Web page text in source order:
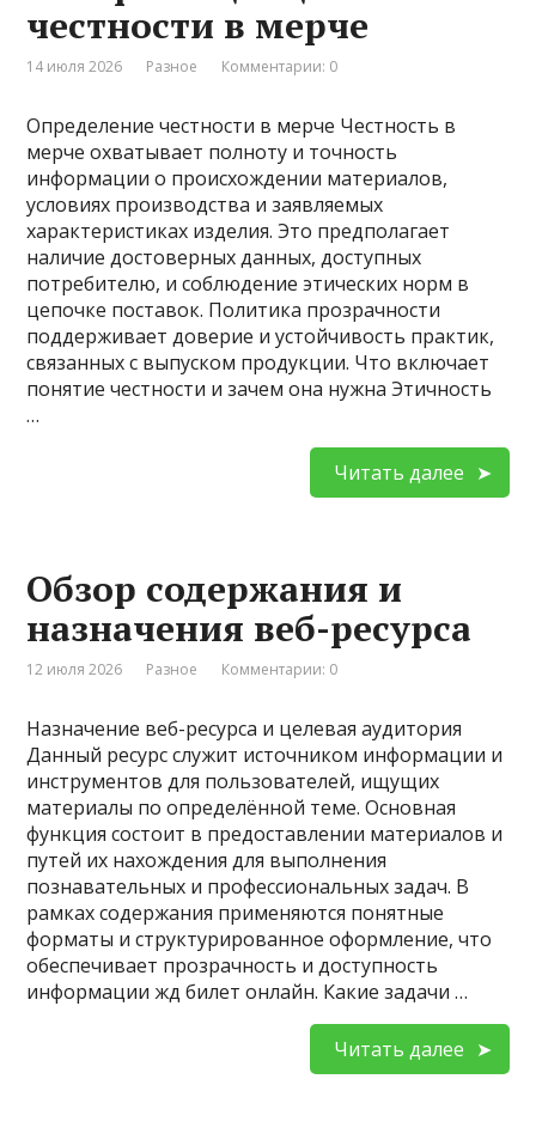
честности в мерче
14 июля 2026 Разное Комментарии: 0
Определение честности в мерче Честность в
мерче охватывает полноту и точность
информации о происхождении материалов,
условиях производства и заявляемых
характеристиках изделия. Это предполагает
наличие достоверных данных, доступных
потребителю, и соблюдение этических норм в
цепочке поставок. Политика прозрачности
поддерживает доверие и устойчивость практик,
связанных с выпуском продукции. Что включает
понятие честности и зачем она нужна Этичность
…
Читать далее
Обзор содержания и
назначения веб-ресурса
12 июля 2026 Разное Комментарии: 0
Назначение веб-ресурса и целевая аудитория
Данный ресурс служит источником информации и
инструментов для пользователей, ищущих
материалы по определённой теме. Основная
функция состоит в предоставлении материалов и
путей их нахождения для выполнения
познавательных и профессиональных задач. В
рамках содержания применяются понятные
форматы и структурированное оформление, что
обеспечивает прозрачность и доступность
информации жд билет онлайн. Какие задачи …
Читать далее